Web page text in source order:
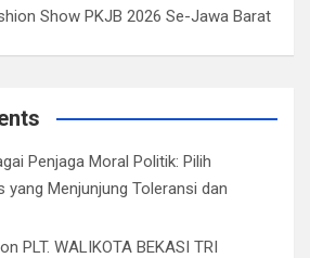
Show PKJB 2026 Se-Jawa Barat
Penjaga Moral Politik: Pilih
yang Menjunjung Toleransi dan
on PLT. WALIKOTA BEKASI TRI